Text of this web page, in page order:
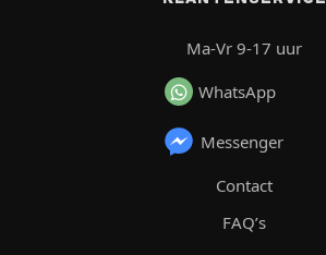
Ma-Vr 9-17 uur
WhatsApp
Messenger
Contact
FAQ’s